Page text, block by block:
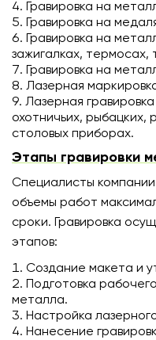
Гравировка на
Гравировка на
Гравировка на
зажигалках, термосах,
Гравировка на
Лазерная
Лазерная
охотничьих, рыбацких,
столовых приборах.
Этапы гравировки
Специалисты
объемы работ
сроки. Гравировка
этапов:
Создание макета и
Подготовка
металла.
Настройка
Нанесение